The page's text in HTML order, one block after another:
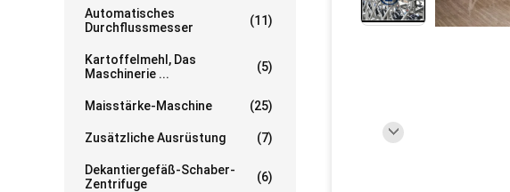
Automatisches
Durchflussmesser
(11)
Kartoffelmehl, Das
Maschinerie ...
(5)
Maisstärke-Maschine (25)
Zusätzliche Ausrüstung (7)
Dekantiergefäß-Schaber-
Zentrifuge
(6)